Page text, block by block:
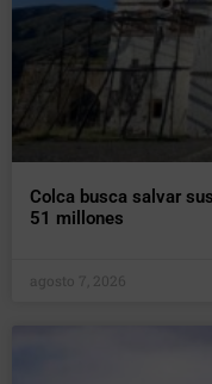
Colca busca salvar
51 millones
agosto 7, 2026